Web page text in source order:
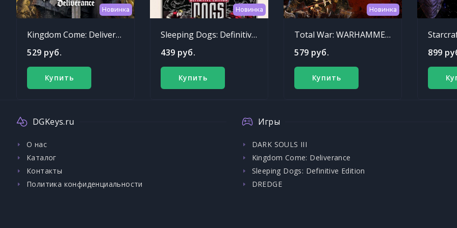
Новинка
Kingdom Come: Deliverance
529 руб.
Купить
Новинка
Sleeping Dogs: Definitive Edition
439 руб.
Купить
Новинка
Total War: WARHAMMER - Chaos Warriors Race Pack
579 руб.
Купить
899
DGKeys.ru
О нас
Каталог
Контакты
Политика конфиденциальности
Игры
DARK SOULS III
Kingdom Come: Deliverance
Sleeping Dogs: Definitive Edition
DREDGE